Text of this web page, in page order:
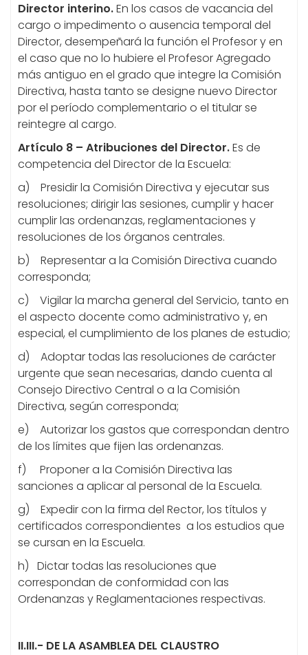
Director interino.En los casos de vacancia del
cargo o impedimento o ausencia temporal del
Director, desempeñará la función el Profesor y en
el caso que no lo hubiere el Profesor Agregado
más antiguo en el grado que integre la Comisión
Directiva, hasta tanto se designe nuevo Director
por el período complementario o el titular se
reintegre al cargo.
Artículo 8 – Atribuciones del Director.Es de
competencia del Director de la Escuela:
a) Presidir la Comisión Directiva y ejecutar sus
resoluciones; dirigir las sesiones, cumplir y hacer
cumplir las ordenanzas, reglamentaciones y
resoluciones de los órganos centrales.
b) Representar a la Comisión Directiva cuando
corresponda;
c) Vigilar la marcha general del Servicio, tanto en
el aspecto docente como administrativo y, en
especial, el cumplimiento de los planes de estudio;
d) Adoptar todas las resoluciones de carácter
urgente que sean necesarias, dando cuenta al
Consejo Directivo Central o a la Comisión
Directiva, según corresponda;
e) Autorizar los gastos que correspondan dentro
de los límites que fijen las ordenanzas.
f) Proponer a la Comisión Directiva las
sanciones a aplicar al personal de la Escuela.
g) Expedir con la firma del Rector, los títulos y
certificados correspondientes a los estudios que
se cursan en la Escuela.
h) Dictar todas las resoluciones que
correspondan de conformidad con las
Ordenanzas y Reglamentaciones respectivas.
II.III.- DE LA ASAMBLEA DEL CLAUSTRO